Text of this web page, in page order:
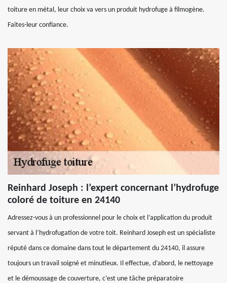
toiture en métal, leur choix va vers un produit hydrofuge à filmogène.
Faites-leur confiance.
Reinhard Joseph : l’expert concernant l’hydrofuge
coloré de toiture en 24140
Adressez-vous à un professionnel pour le choix et l’application du produit
servant à l’hydrofugation de votre toit. Reinhard Joseph est un spécialiste
réputé dans ce domaine dans tout le département du 24140, il assure
toujours un travail soigné et minutieux. Il effectue, d’abord, le nettoyage
et le démoussage de couverture, c’est une tâche préparatoire